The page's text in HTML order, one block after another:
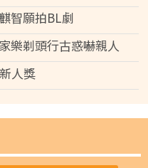
智願拍BL劇
樂剃頭行古惑嚇親人
人獎